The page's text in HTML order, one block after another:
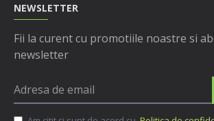
NEWSLETTER
Fii la curent cu promotiile noastre si
newsletter